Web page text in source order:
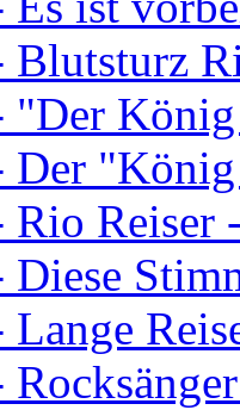
Blutsturz
"Der
Der
Rio Reiser
Diese